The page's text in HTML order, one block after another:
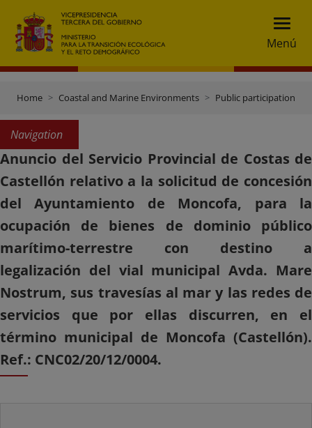
Menú
Home Coastal and Marine Environments Public participation
Navigation
Anuncio del Servicio Provincial de Costas de
Castellón relativo a la solicitud de concesión
del Ayuntamiento de Moncofa, para la
ocupación de bienes de dominio público
marítimo-terrestre con destino a
legalización del vial municipal Avda. Mare
Nostrum, sus travesías al mar y las redes de
servicios que por ellas discurren, en el
término municipal de Moncofa (Castellón).
Ref.: CNC02/20/12/0004.